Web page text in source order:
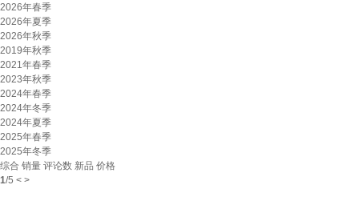
2026年春季
2026年夏季
2026年秋季
2019年秋季
2021年春季
2023年秋季
2024年春季
2024年冬季
2024年夏季
2025年春季
2025年冬季
综合 销量 评论数 新品 价格
1/5 < >